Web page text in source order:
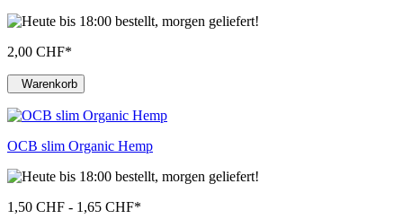
2,00 CHF*
Warenkorb
OCB slim Organic Hemp
1,50 CHF - 1,65 CHF*